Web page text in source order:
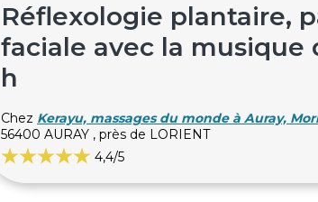
Réflexologie plantaire,
faciale avec la musique
h
Chez Kerayu, massages du monde à Auray,
56400 AURAY , près de LORIENT
4,4/5